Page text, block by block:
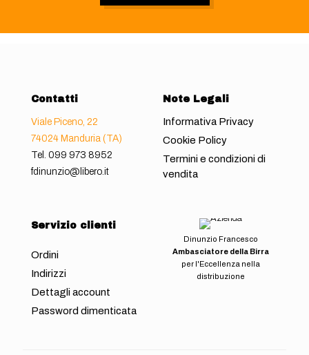
Contatti
Viale Piceno, 22
74024 Manduria (TA)
Tel. 099 973 8952
fdinunzio@libero.it
Note Legali
Informativa Privacy
Cookie Policy
Termini e condizioni di
vendita
Servizio clienti
Ordini
Indirizzi
Dettagli account
Password dimenticata
Dinunzio Francesco
Ambasciatore della Birra
per l'Eccellenza nella
distribuzione